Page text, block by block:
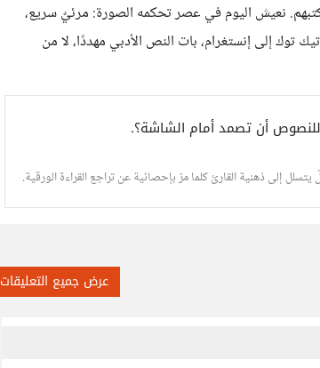
نعيش اليوم في عصر تحكمه الصورة: مرئيٌ سريع،
توك إلى إنستغرام، بات النص الأدبي مهددًا، لا من
إلى ذهنية القارئ كلما مرّ بإحصائية عن تراجع القراءة الورقية.
عرض جميع التعليقات